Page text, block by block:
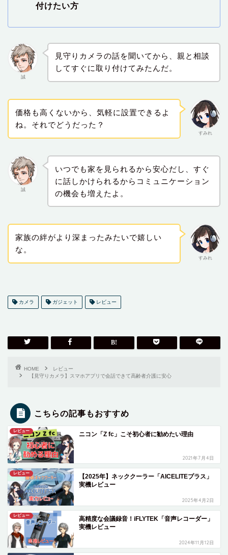
付けたい方
誠
見守りカメラの話を聞いてから、親と相談
してすぐに取り付けてみたんだ。
すみれ
価格も高くないから、気軽に設置できるよ
ね。それでどうだった？
誠
いつでも家を見られるから安心だし、すぐ
に話しかけられるからコミュニケーション
の機会も増えたよ。
すみれ
家族の絆がより深まったみたいで嬉しい
な。
カメラ ガジェット レビュー
HOME
レビュー
【見守りカメラ】スマホアプリで会話できて高齢者介護に安心
こちらの記事もおすすめ
レビュー ニコン「Z fc」こそ初心者に勧めたい理由
2021年7月4日
レビュー
【2025年】ネッククーラー「AICELITEプラス」
実機レビュー
2025年4月2日
レビュー
高精度な会議録音！iFLYTEK「音声レコーダー」
実機レビュー
2024年11月12日